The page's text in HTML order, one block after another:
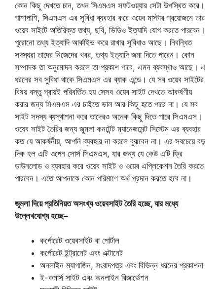
কোন কিছু দেখতে চান, তখন সিএমএস সফটওয়্যার সেটা উপস্থিত করে।
পাশাপাশি, সিএমএস এর সুবিধা ব্যবহার করে ওয়েব মাস্টার প্রয়োজনে তার
ওয়েব সাইটে অতিরিক্ত তথ্য, ছবি, ভিডিও ইত্যাদি যোগ করতে পারবেন।
পুরোনো তথ্য ইত্যাদি আর্কাইভ করে রাখার সুবিধাও আছে। নিবন্ধিত
সদস্যরা তাদের নিজেদের খবর, তথ্য ইত্যাদি জমা দিতে পারেন। কোন
সম্পাদক তা অনুমোদন করলে তা প্রকাশ পাবে, এমন ব্যবস্থাও আছে। এ
ধরনের সব সুবিধা থাকে সিএমএস এর ব্যাক এন্ডে। যে সব ওয়েব সাইটের
বিষয় বস্তু প্রায়ই পরিবর্তিত হয় সেসব ওয়েব সাইট দেখতে আকর্ষণীয়
করার জন্য সিএমএস এর চাইতে ভাল আর কিছু হতে পারে না। যে সব
সাইট সদস্য ব্যস্থাপনা করে তাদেরও অনেক কিছু দিতে পারে সিএমএস।
ওযেব সাইট তৈরির জন্য জুমলা কনটেন্ট ম্যানেজমেন্ট সিস্টেম এর ব্যবহার
কত যে আকর্ষনীয়, আপনি ব্যবহার না করলে বুঝবেন না। এর সবচেয়ে বড়
দিক হল এটি ওপেন সোর্স সিএমএস, যার জন্য যে কেউ এটি ফ্রি
ডাউনলােড ও ব্যবহার করে ওয়েব সাইট ও ওয়েব এপ্লিকেশন তৈরি করতে
পারবেন। এতে আপনাকে কোন পরিমাণে অর্থ প্রদান করতে হবে না।
জুমলা দিয়ে প্রতিনিয়ত অসংখ্য ওয়েবসাইট তৈরি হচ্ছে, যার মধ্যে
উল্লেখযােগ্য হচ্ছে–
কর্পোরেট ওয়েবসাইট বা পোর্টাল
কর্পোরেট ইন্ট্রানেট এবং এক্টানেট
অনলাইন ম্যাগাজিন, সংবাদপত্র এবং বিভিন্ন ধরনের প্রকাশনা
ই-কমার্স সাইট এবং অনলাইন রিজার্ভেশন